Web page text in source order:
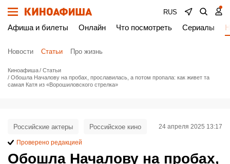
RUS
Афиша и билеты Онлайн Что посмотреть Сериалы
Новости Статьи Про жизнь
Киноафиша
Статьи
Обошла Началову на пробах, прославилась, а потом пропала: как живет та
самая Катя из «Ворошиловского стрелка»
Обошла Началову на пробах,
Российские актеры Российское кино 24 апреля 2025 13:17
Проверено редакцией